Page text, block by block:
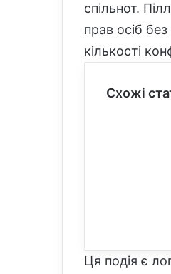
спільнот.
прав осіб
кількості
Схожі
Ця подія є